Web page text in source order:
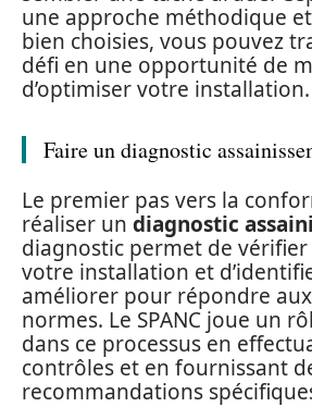
une approche méthodique
bien choisies, vous pouvez
défi en une opportunité de
d’optimiser votre installation.
Faire un diagnostic
Le premier pas vers la
réaliser un diagnostic
diagnostic permet de vérifier
votre installation et
améliorer pour répondre
normes. Le SPANC joue un
dans ce processus en
contrôles et en fournissant
recommandations